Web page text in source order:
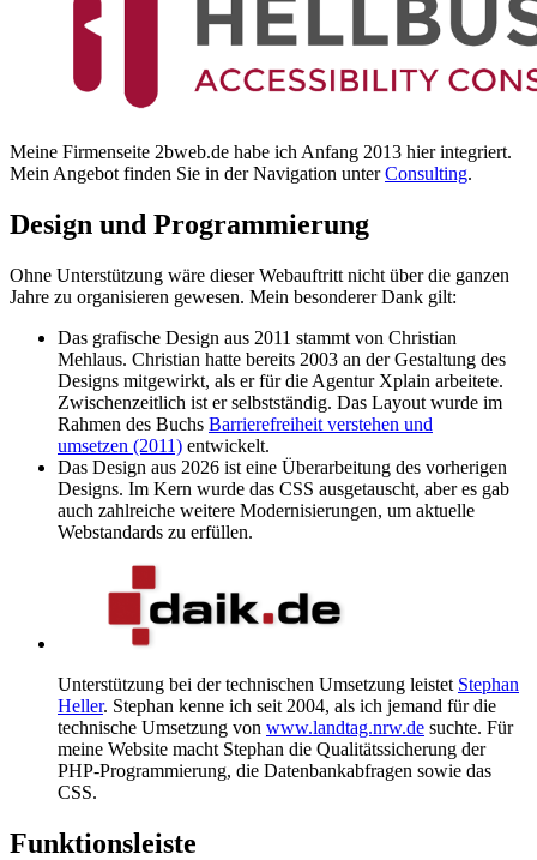
Meine Firmenseite 2bweb.de habe ich Anfang 2013 hier integriert.
Mein Angebot finden Sie in der Navigation unterConsulting.
Design und Programmierung
Ohne Unterstützung wäre dieser Webauftritt nicht über die ganzen
Jahre zu organisieren gewesen. Mein besonderer Dank gilt:
Das grafische Design aus 2011 stammt von Christian
Mehlaus. Christian hatte bereits 2003 an der Gestaltung des
Designs mitgewirkt, als er für die Agentur Xplain arbeitete.
Zwischenzeitlich ist er selbstständig. Das Layout wurde im
Rahmen des Buchs Barrierefreiheit verstehen und
umsetzen (2011) entwickelt.
Das Design aus 2026 ist eine Überarbeitung des vorherigen
Designs. Im Kern wurde das CSS ausgetauscht, aber es gab
auch zahlreiche weitere Modernisierungen, um aktuelle
Webstandards zu erfüllen.
Unterstützung bei der technischen Umsetzung leistet Stephan
Heller. Stephan kenne ich seit 2004, als ich jemand für die
technische Umsetzung von www.landtag.nrw.de suchte. Für
meine Website macht Stephan die Qualitätssicherung der
PHP-Programmierung, die Datenbankabfragen sowie das
CSS.
Funktionsleiste